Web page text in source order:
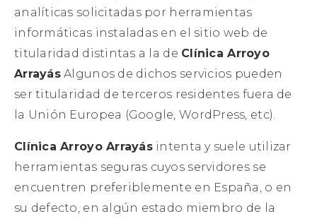
analíticas solicitadas por herramientas
informáticas instaladas en el sitio web de
titularidad distintas a la de Clínica Arroyo
ArrayásAlgunos de dichos servicios pueden
ser titularidad de terceros residentes fuera de
la Unión Europea (Google, WordPress, etc).
Clínica Arroyo Arrayásintenta y suele utilizar
herramientas seguras cuyos servidores se
encuentren preferiblemente en España, o en
su defecto, en algún estado miembro de la